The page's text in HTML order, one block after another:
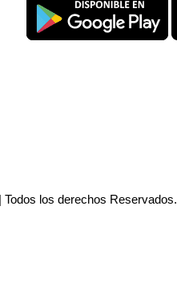
los derechos Reservados.